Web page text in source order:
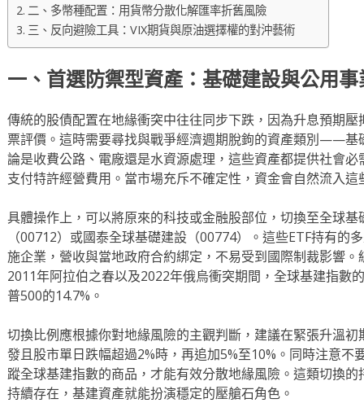
二、多幣種配置：用貨幣分散化解匯率折舊風險
三、反向避險工具：VIX期貨與原油選擇權的對沖藝術
一、首選防禦型資產：基礎建設與公用
傳統的股債配置在地緣衝突中往往同步下跌，因為升息預期
票評價。這時需要尋找與戰爭經濟週期脫鉤的資產類別——基
論是收費公路、電廠還是水資源處理，這些資產都提供社會
支付特許經營費用。當市場充斥不確定性，資金會自然流入
具體操作上，可以將原來的科技或金融股部位，切換至全球
（00712）或國泰全球基礎建設（00774）。這些ETF持有的
施企業，營收與當地政府合約綁定，不易受到國際制裁影響
2011年阿拉伯之春以及2022年俄烏衝突期間，全球基建指數
普500的14.7%。
切換比例應根據你對地緣風險的主觀判斷，建議在緊張升溫
發且股市單日跌幅超過2%時，再追加5%至10%。同時注意不
蹤全球基建指數的商品，才能有效分散地緣風險。這類切換
持續存在，基建資產就能扮演穩定的壓艙石角色。